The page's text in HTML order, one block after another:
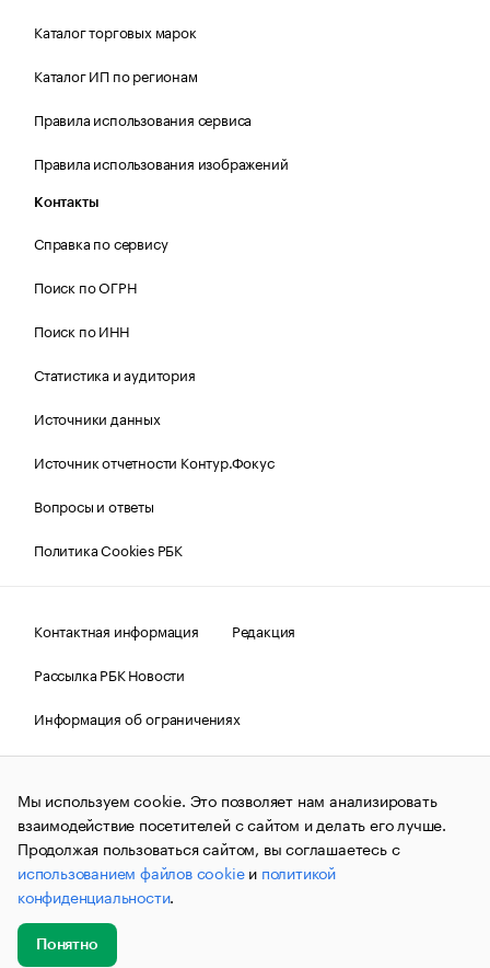
Каталог торговых марок
Каталог ИП по регионам
Правила использования сервиса
Правила использования изображений
Контакты
Справка по сервису
Поиск по ОГРН
Поиск по ИНН
Статистика и аудитория
Источники данных
Источник отчетности Контур.Фокус
Вопросы и ответы
Политика Cookies РБК
Контактная информация
Редакция
Рассылка РБК Новости
Информация об ограничениях
Правовая информация
О соблюдении авторских прав
© АО «РОСБИЗНЕСКОНСАЛТИНГ»,1995–2026.Сообщения
и материалы информационного агентства «РБК»
(зарегистрировано Федеральной службой по надзору в сфере
связи, информационных технологий и массовых
коммуникаций (Роскомнадзор) 09.12.2015 за номером ИА
№ФС77-63848) сопровождаются пометкой «РБК». Отдельные
публикации могут содержать информацию,
не предназначенную для пользователей
до 18 лет.
Мы используем cookie. Это позволяет нам анализировать
взаимодействие посетителей с сайтом и делать его лучше.
Продолжая пользоваться сайтом, вы соглашаетесь с
использованием файлов cookieи политикой
конфиденциальности.
Понятно